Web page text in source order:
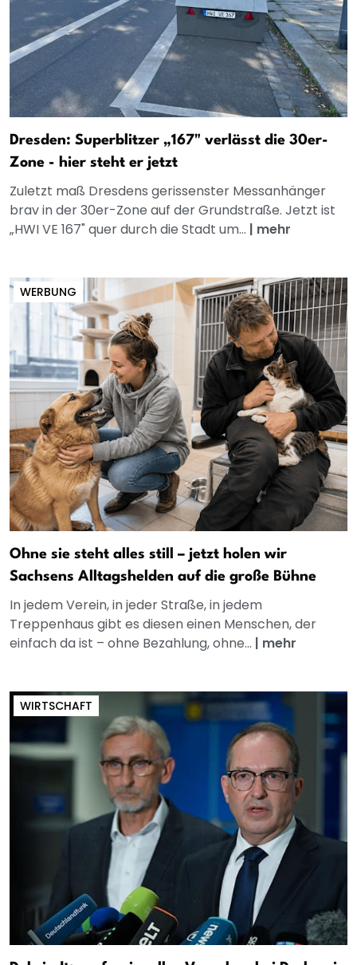
Dresden: Superblitzer „167" verlässt die 30er-
Zone - hier steht er jetzt
Zuletzt maß Dresdens gerissenster Messanhänger
brav in der 30er-Zone auf der Grundstraße. Jetzt ist
„HWI VE 167" quer durch die Stadt um... | mehr
WERBUNG
Ohne sie steht alles still – jetzt holen wir
Sachsens Alltagshelden auf die große Bühne
In jedem Verein, in jeder Straße, in jedem
Treppenhaus gibt es diesen einen Menschen, der
einfach da ist – ohne Bezahlung, ohne... | mehr
WIRTSCHAFT